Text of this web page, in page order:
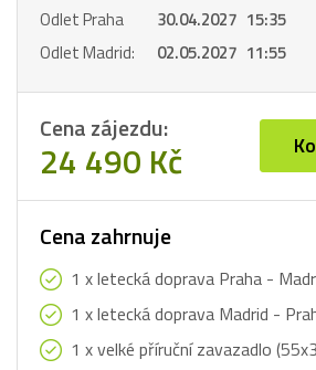
Odlet Praha
30.04.2027 15:35
Odlet Madrid:
02.05.2027 11:55
Cena zájezdu:
24 490 Kč
Cena zahrnuje
1 x letecká doprava Praha -
1 x letecká doprava Madrid -
1 x velké příruční zavazadlo